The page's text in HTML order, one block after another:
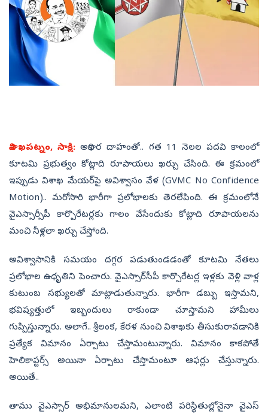
విశాఖపట్నం, సాక్షి: అధికార దాహంతో.. గత 11 నెలల పదవి కాలంలో
కూటమి ప్రభుత్వం కోట్లాది రూపాయలు ఖర్చు చేసింది. ఈ క్రమంలో
ఇప్పుడు విశాఖ మేయర్‌పై అవిశ్వాసం వేళ (GVMC No Confidence
Motion).. మరోసారి భారీగా ప్రలోభాలకు తెరలేపింది. ఈ క్రమంలోనే
వైఎస్సార్సీపీ కార్పొరేటర్లకు గాలం వేసేందుకు కోట్లాది రూపాయలను
మంచి నీళ్లలా ఖర్చు చేస్తోంది.
అవిశ్వాసానికి సమయం దగ్గర పడుతుండడంతో కూటమి నేతలు
ప్రలోభాల ఉధృతిని పెంచారు. వైఎస్సార్‌సీపీ కార్పొరేటర్ల ఇళ్లకు వెళ్లి వాళ్ల
కుటుంబ సభ్యులతో మాట్లాడుతున్నారు. భారీగా డబ్బు ఇస్తామని,
భవిష్యత్తులో ఇబ్బందులు రాకుండా చూస్తామని హామీలు
గుప్పిస్తున్నారు. అలాగే.. శ్రీలంక, కేరళ నుంచి విశాఖకు తీసుకురావడానికి
ప్రత్యేక విమానం ఏర్పాటు చేస్తామంటున్నారు. విమానం కాకపోతే
హెలికాప్టర్స్ అయినా ఏర్పాటు చేస్తామంటూ ఆఫర్లు చేస్తున్నారు.
అయితే..
తాము వైఎస్సార్‌ అభిమానులమని, ఎలాంటి పరిస్థితుల్లోనైనా వైఎస్‌